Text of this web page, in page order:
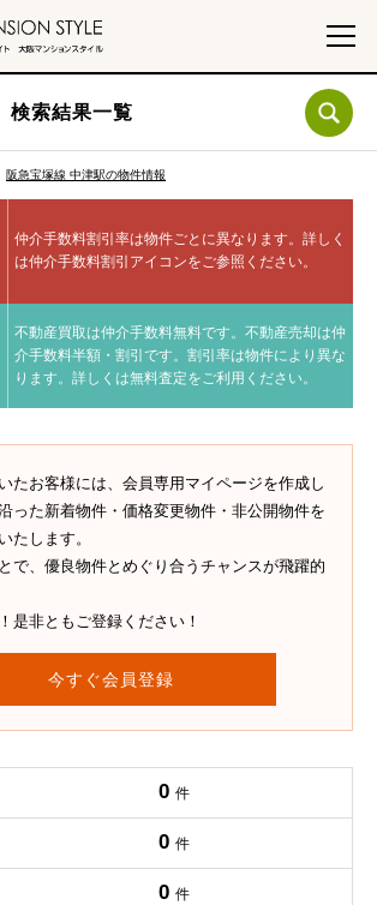
検索結果一覧
阪急宝塚線 中津駅の物件情報
仲介手数料割引率は物件ごとに異なります。 詳しく
は仲介手数料割引アイコンをご参照ください。
不動産買取は仲介手数料無料です。 不動産売却は仲
介手数料半額・割引です。 割引率は物件により異な
ります。 詳しくは無料査定をご利用ください。
たお客様には、会員専用マイページを作成し
った新着物件・価格変更物件・非公開物件を
たします。
で、優良物件とめぐり合うチャンスが飛躍的
是非ともご登録ください！
今すぐ会員登録
0 件
0 件
0 件